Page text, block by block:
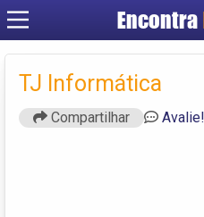
Encontra
TJ Informática
Compartilhar Avalie!